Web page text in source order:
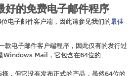
的免费电子邮件程序
电子邮件客户端，因此请参见我们的最佳
电子邮件客户端程序，因此仅有的发行过
Windows Mail，它包含在64位的
，但它没有发布正式的产品，虽然64位的